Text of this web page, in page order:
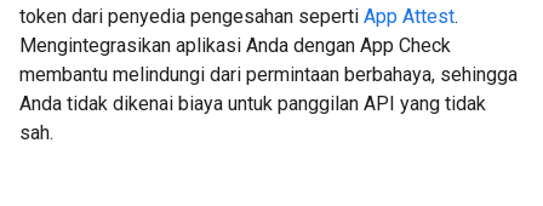
token dari penyedia pengesahan seperti App Attest.
Mengintegrasikan aplikasi Anda dengan App Check
membantu melindungi dari permintaan berbahaya, sehingga
Anda tidak dikenai biaya untuk panggilan API yang tidak
sah.